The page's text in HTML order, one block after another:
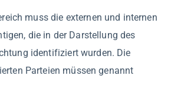
muss die externen und internen
die in der Darstellung des
identifiziert wurden. Die
Parteien müssen genannt